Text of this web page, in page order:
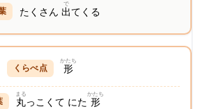
たくさん 出
で
てくる
形
かたち
丸
まる
っこくて にた 形
かたち